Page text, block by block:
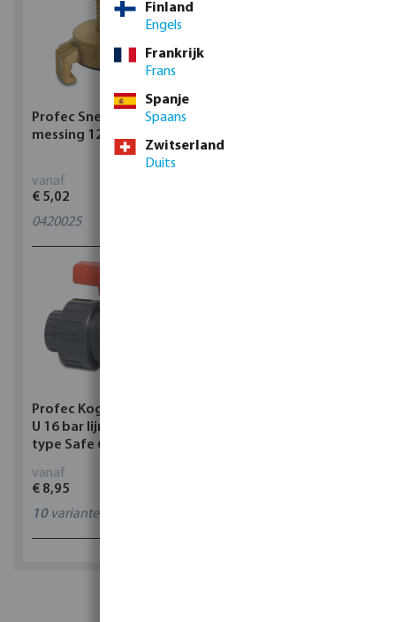
Profec Snelkoppeling
messing 12 bar slangtule
vanaf
€ 5,02
0420025
Profec Kogelkraan PVC-
U 16 bar lijmmof grijs
type Safe 600
vanaf
€ 8,95
10varianten
Finland
Engels
Frankrijk
Frans
Spanje
Spaans
Zwitserland
Duits